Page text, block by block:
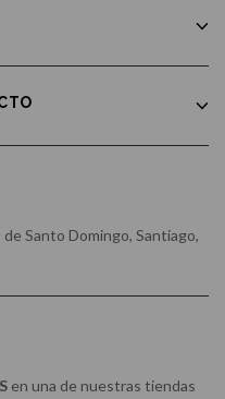
Santo Domingo, Santiago,
en una de nuestras tiendas